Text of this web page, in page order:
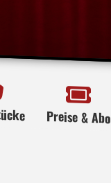
Preise & Abo